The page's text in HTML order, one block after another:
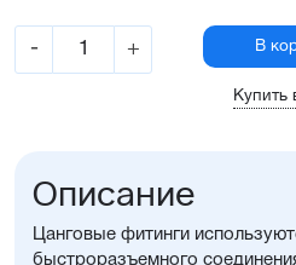
- + В
Купить
Описание
Цанговые фитинги
быстроразъемного